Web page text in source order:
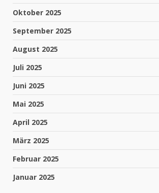
Oktober 2025
September 2025
August 2025
Juli 2025
Juni 2025
Mai 2025
April 2025
März 2025
Februar 2025
Januar 2025